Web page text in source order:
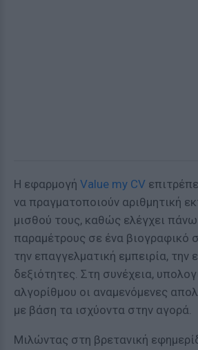
Η εφαρμογή Value my CV
να πραγματοποιούν αριθμητική
μισθού τους, καθώς ελέγχει
παραμέτρους σε ένα βιογραφικό
την επαγγελματική εμπειρία, την
δεξιότητες. Στη συνέχεια,
αλγορίθμου οι αναμενόμενες
με βάση τα ισχύοντα στην αγορά.
Μιλώντας στη βρετανική